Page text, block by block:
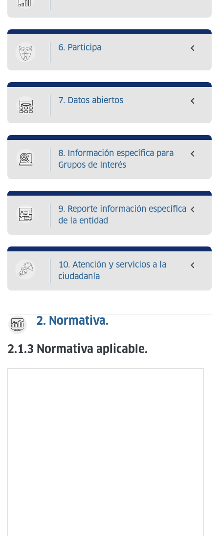
6. Participa
7. Datos abiertos
8. Información específica para
Grupos de Interés
9. Reporte información específica
de la entidad
10. Atención y servicios a la
ciudadanía
2. Normativa.
2.1.3 Normativa aplicable.